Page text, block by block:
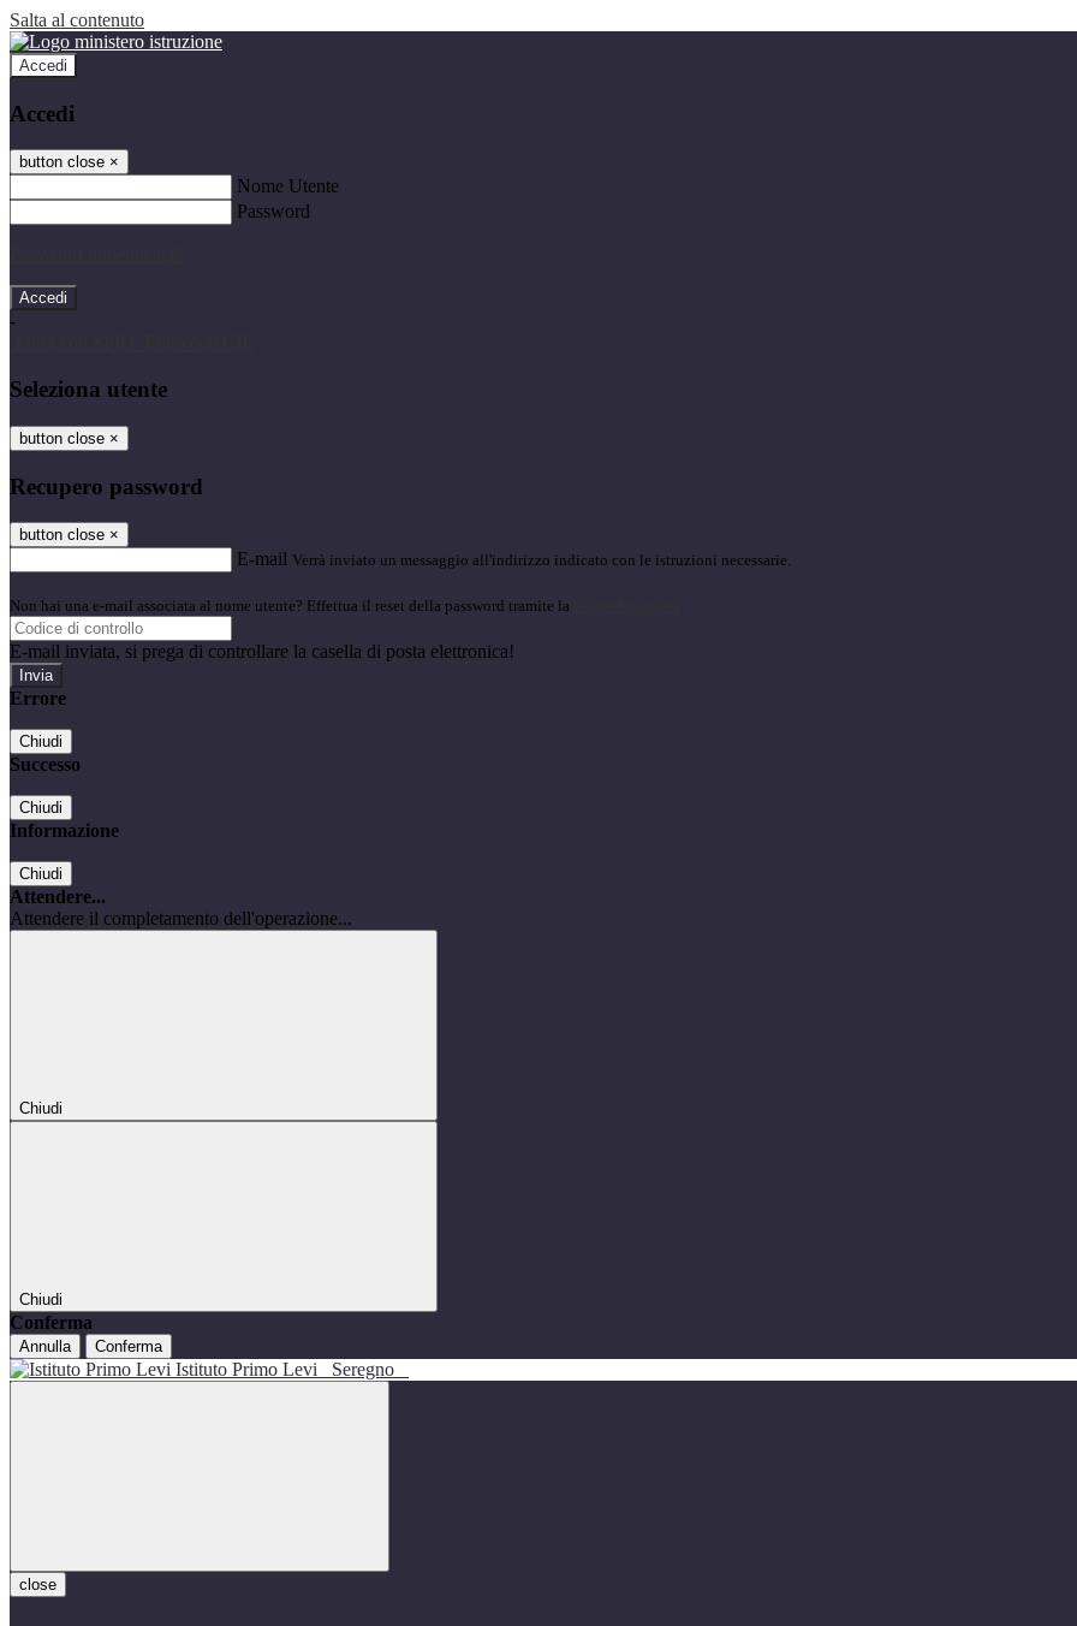
Salta al contenuto
Accedi
Accedi
button close ×
Nome Utente
Password
-
Seleziona utente
button close ×
Recupero password
button close ×
E-mail Verrà inviato un messaggio all'indirizzo indicato con le istruzioni necessarie.
Non hai una e-mail associata al nome utente? Effettua il reset della password tramite la
E-mail inviata, si prega di controllare la casella di posta elettronica!
Errore
Chiudi
Successo
Chiudi
Informazione
Chiudi
Attendere...
Attendere il completamento dell'operazione...
Chiudi
Chiudi
Conferma
Annulla Conferma
Istituto Primo Levi Seregno
close